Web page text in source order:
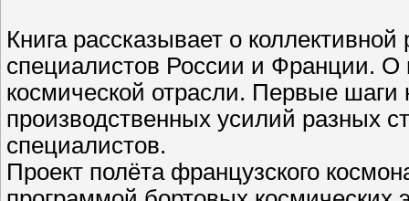
Книга рассказывает о
специалистов России и Франции. О
космической отрасли. Первые шаги
производственных усилий разных
специалистов.
Проект полёта французского